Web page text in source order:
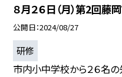
８月２６日（月）第2回
公開日 2024/08/27
研修
市内小中学校から２６名